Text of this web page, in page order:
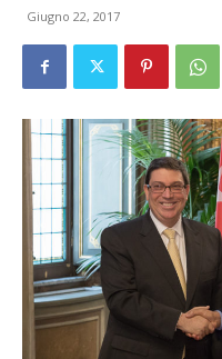
Giugno 22, 2017